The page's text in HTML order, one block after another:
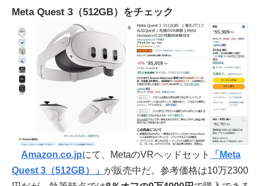
Meta Quest 3（512GB）をチェック
Amazon.co.jpにて、MetaのVRヘッドセット
「Meta
Quest 3（512GB）」 が販売中だ。参考価格は10万2300